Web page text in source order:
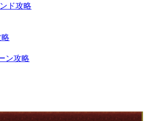
ド攻略
ン攻略